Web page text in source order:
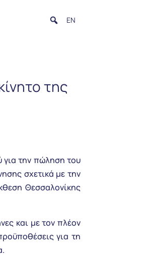
EN
της
για την πώληση του
σχετικά με την
Θεσσαλονίκης
και με τον πλέον
για τη